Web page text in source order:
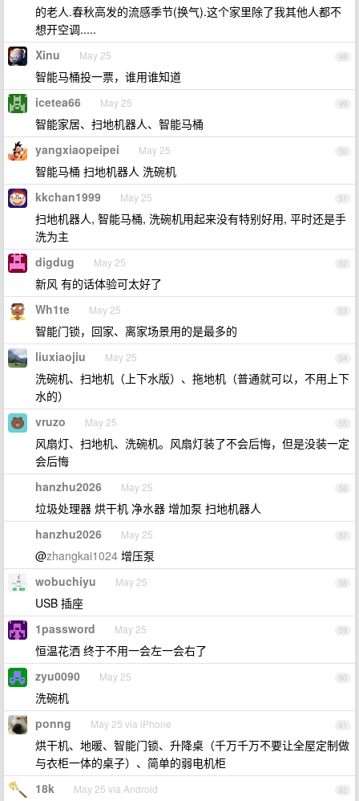
的老人.春秋高发的流感季节(换气).这个家里除了我其他人都不
想开空调.....
48
Xinu May 25
智能马桶投一票，谁用谁知道
49
icetea66 May 25
智能家居、扫地机器人、智能马桶
50
yangxiaopeipei May 25
智能马桶 扫地机器人 洗碗机
51
kkchan1999 May 25
扫地机器人, 智能马桶, 洗碗机用起来没有特别好用, 平时还是手
洗为主
52
digdug May 25
新风 有的话体验可太好了
53
Wh1te May 25
智能门锁，回家、离家场景用的是最多的
54
liuxiaojiu May 25
洗碗机、扫地机（上下水版）、拖地机（普通就可以，不用上下
水的）
55
vruzo May 25
风扇灯、扫地机、洗碗机。风扇灯装了不会后悔，但是没装一定
会后悔
56
hanzhu2026 May 25
垃圾处理器 烘干机 净水器 增加泵 扫地机器人
57
hanzhu2026 May 25
@zhangkai1024 增压泵
58
wobuchiyu May 25
USB 插座
59
1password May 25
恒温花洒 终于不用一会左一会右了
60
zyu0090 May 25
洗碗机
61
ponng May 25 via iPhone
烘干机、地暖、智能门锁、升降桌（千万千万不要让全屋定制做
与衣柜一体的桌子）、简单的弱电机柜
62
18k May 25 via Android